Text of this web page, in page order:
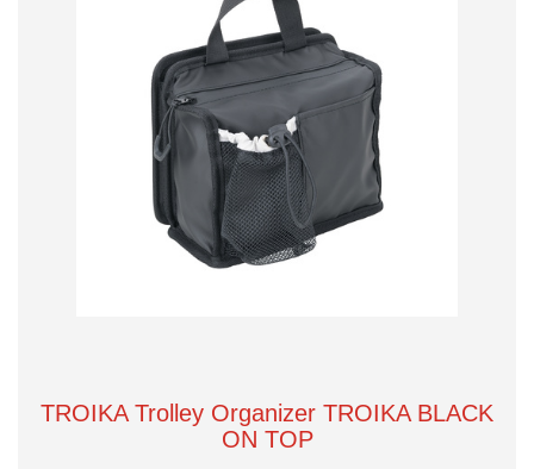
TROIKA Trolley Organizer TROIKA BLACK
ON TOP